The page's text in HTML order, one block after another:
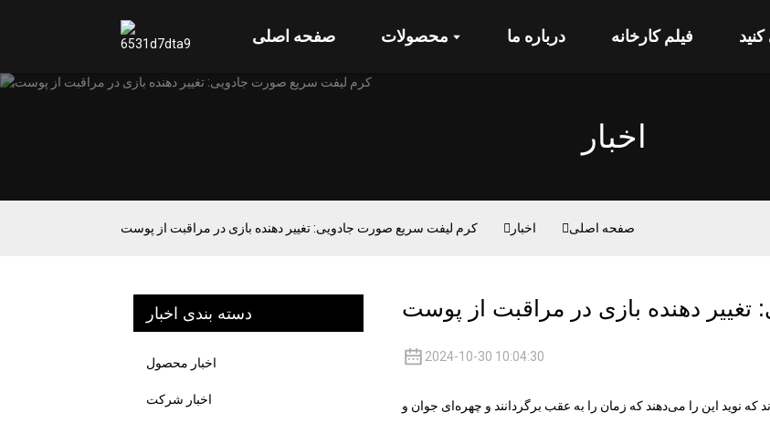
صفحه اصلی محصولات درباره ما فیلم کارخانه
اخبار
صفحه اصلی اخبار کرم لیفت سریع صورت جادویی: تغییر دهنده بازی در مراقبت از پوست
دسته بندی اخبار
اخبار محصول
اخبار شرکت
دهنده بازی در مراقبت از پوست
2024-10-30 10:04:30
نوید این را می‌دهند که زمان را به عقب برگردانند و چهره‌ای جوان و